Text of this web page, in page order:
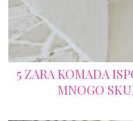
5 ZARA KOMADA
MNOGO